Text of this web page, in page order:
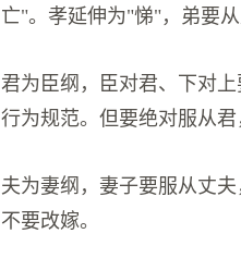
亡"。孝延伸为"悌"，弟要
君为臣纲，臣对君、下对
行为规范。但要绝对服从君
夫为妻纲，妻子要服从丈
不要改嫁。